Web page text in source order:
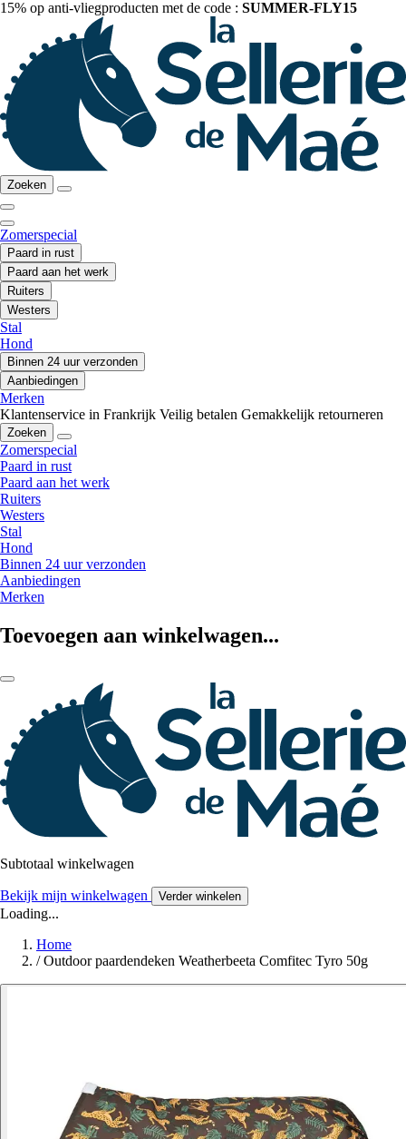
15% op anti-vliegproducten met de code : SUMMER-FLY15
Zoeken
Zomerspecial
Paard in rust
Paard aan het werk
Ruiters
Westers
Stal
Hond
Binnen 24 uur verzonden
Aanbiedingen
Merken
Klantenservice in Frankrijk Veilig betalen Gemakkelijk retourneren
Zoeken
Zomerspecial
Paard in rust
Paard aan het werk
Ruiters
Westers
Stal
Hond
Binnen 24 uur verzonden
Aanbiedingen
Merken
Toevoegen aan winkelwagen...
Subtotaal winkelwagen
Bekijk mijn winkelwagen Verder winkelen
Loading...
Home
/ Outdoor paardendeken Weatherbeeta Comfitec Tyro 50g